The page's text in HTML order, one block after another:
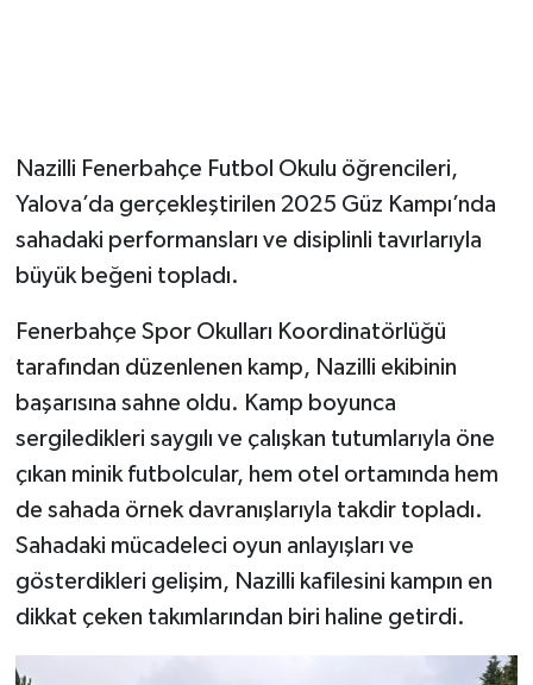
Nazilli Fenerbahçe Futbol Okulu öğrencileri,
Yalova’da gerçekleştirilen 2025 Güz Kampı’nda
sahadaki performansları ve disiplinli tavırlarıyla
büyük beğeni topladı.
Fenerbahçe Spor Okulları Koordinatörlüğü
tarafından düzenlenen kamp, Nazilli ekibinin
başarısına sahne oldu. Kamp boyunca
sergiledikleri saygılı ve çalışkan tutumlarıyla öne
çıkan minik futbolcular, hem otel ortamında hem
de sahada örnek davranışlarıyla takdir topladı.
Sahadaki mücadeleci oyun anlayışları ve
gösterdikleri gelişim, Nazilli kafilesini kampın en
dikkat çeken takımlarından biri haline getirdi.